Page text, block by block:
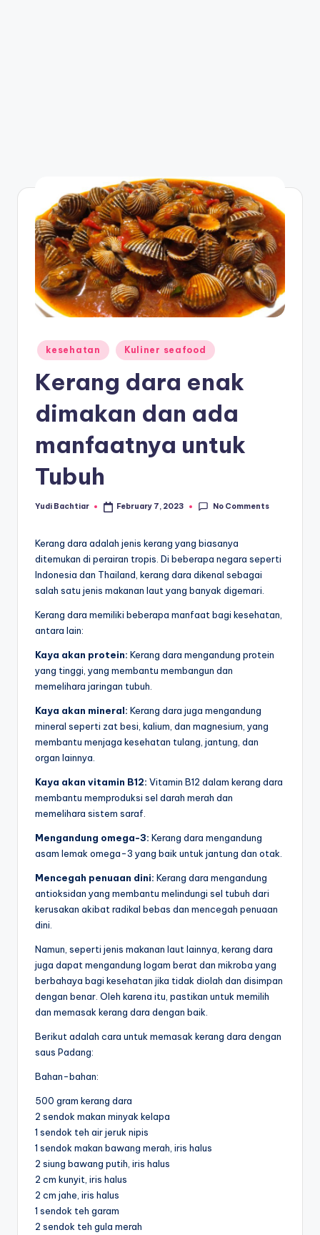
Posted
in
kesehatan Kuliner seafood
Kerang dara enak
dimakan dan ada
manfaatnya untuk
Tubuh
Posted
Yudi Bachtiar February 7, 2023 No Comments
Kerang dara adalah jenis kerang yang biasanya
ditemukan di perairan tropis. Di beberapa negara seperti
Indonesia dan Thailand, kerang dara dikenal sebagai
salah satu jenis makanan laut yang banyak digemari.
Kerang dara memiliki beberapa manfaat bagi kesehatan,
antara lain:
Kaya akan protein: Kerang dara mengandung protein
yang tinggi, yang membantu membangun dan
memelihara jaringan tubuh.
Kaya akan mineral: Kerang dara juga mengandung
mineral seperti zat besi, kalium, dan magnesium, yang
membantu menjaga kesehatan tulang, jantung, dan
organ lainnya.
Kaya akan vitamin B12: Vitamin B12 dalam kerang dara
membantu memproduksi sel darah merah dan
memelihara sistem saraf.
Mengandung omega-3: Kerang dara mengandung
asam lemak omega-3 yang baik untuk jantung dan otak.
Mencegah penuaan dini: Kerang dara mengandung
antioksidan yang membantu melindungi sel tubuh dari
kerusakan akibat radikal bebas dan mencegah penuaan
dini.
Namun, seperti jenis makanan laut lainnya, kerang dara
juga dapat mengandung logam berat dan mikroba yang
berbahaya bagi kesehatan jika tidak diolah dan disimpan
dengan benar. Oleh karena itu, pastikan untuk memilih
dan memasak kerang dara dengan baik.
Berikut adalah cara untuk memasak kerang dara dengan
saus Padang:
Bahan-bahan:
500 gram kerang dara
2 sendok makan minyak kelapa
1 sendok teh air jeruk nipis
1 sendok makan bawang merah, iris halus
2 siung bawang putih, iris halus
2 cm kunyit, iris halus
2 cm jahe, iris halus
1 sendok teh garam
2 sendok teh gula merah